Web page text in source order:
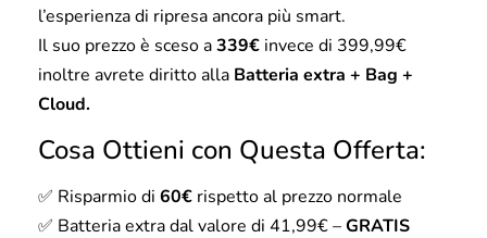
l’esperienza di ripresa ancora più smart.
Il suo prezzo è sceso a339€ invece di 399,99€
inoltre avrete diritto alla Batteria extra + Bag +
Cloud.
Cosa Ottieni con Questa Offerta:
✅ Risparmio di 60€ rispetto al prezzo normale
✅ Batteria extra dal valore di 41,99€ –GRATIS